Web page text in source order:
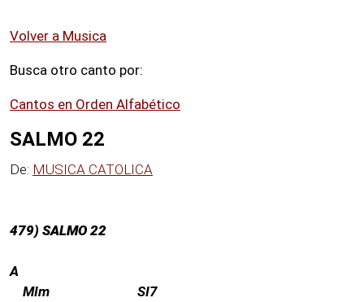
MP3
Oraciones
Preguntas
Volver a Musica
Busca otro canto por:
Cantos en Orden Alfabético
SALMO 22
De: MUSICA CATOLICA
479) SALMO 22
A
MIm SI7